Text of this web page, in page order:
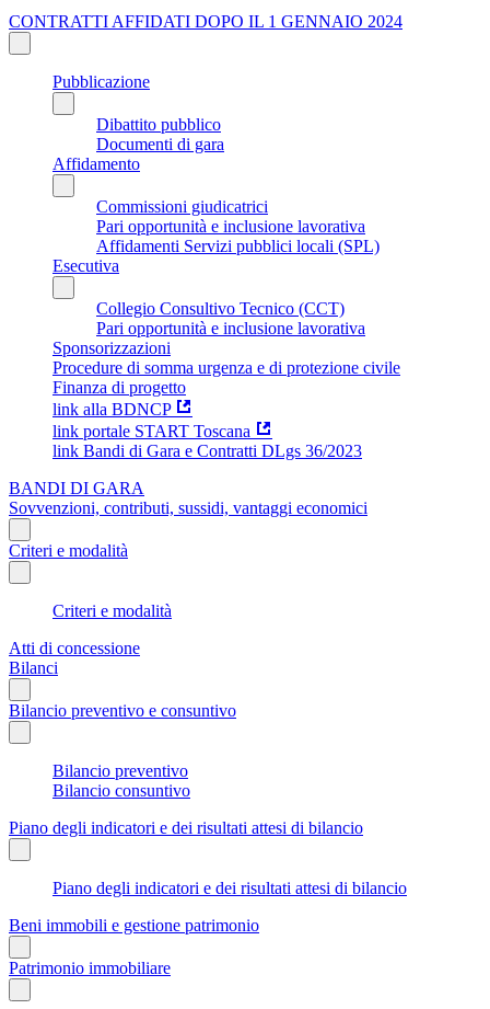
CONTRATTI AFFIDATI DOPO IL 1 GENNAIO 2024
Pubblicazione
Dibattito pubblico
Documenti di gara
Affidamento
Commissioni giudicatrici
Pari opportunità e inclusione lavorativa
Affidamenti Servizi pubblici locali (SPL)
Esecutiva
Collegio Consultivo Tecnico (CCT)
Pari opportunità e inclusione lavorativa
Sponsorizzazioni
Procedure di somma urgenza e di protezione civile
Finanza di progetto
link alla BDNCP
link portale START Toscana
link Bandi di Gara e Contratti DLgs 36/2023
BANDI DI GARA
Sovvenzioni, contributi, sussidi, vantaggi economici
Criteri e modalità
Criteri e modalità
Atti di concessione
Bilanci
Bilancio preventivo e consuntivo
Bilancio preventivo
Bilancio consuntivo
Piano degli indicatori e dei risultati attesi di bilancio
Piano degli indicatori e dei risultati attesi di bilancio
Beni immobili e gestione patrimonio
Patrimonio immobiliare